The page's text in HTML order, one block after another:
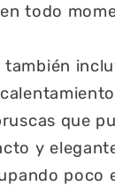
todo
también
que
y
poco